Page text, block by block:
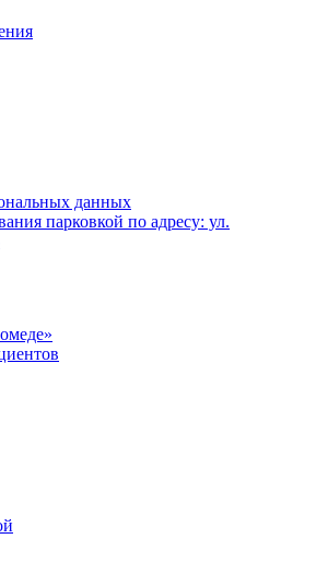
данных
парковкой по адресу: ул.